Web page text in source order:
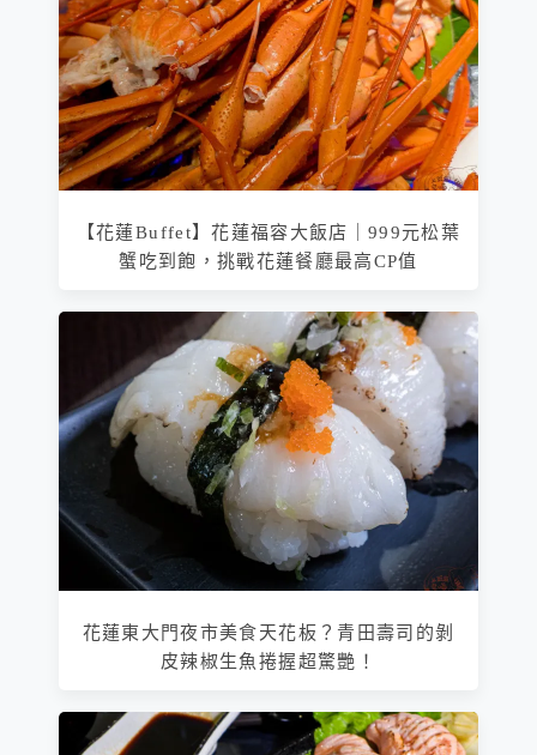
【花蓮Buffet】花蓮福容大飯店｜999元松葉
蟹吃到飽，挑戰花蓮餐廳最高CP值
花蓮東大門夜市美食天花板？青田壽司的剝
皮辣椒生魚捲握超驚艷！